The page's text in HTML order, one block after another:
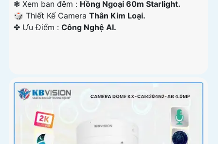
❃ Xem ban đêm : Hồng Ngoại 60m Starlight.
🎲 Thiết Kế Camera Thân Kim Loại.
️✤ Ưu Điểm : Công Nghệ AI.